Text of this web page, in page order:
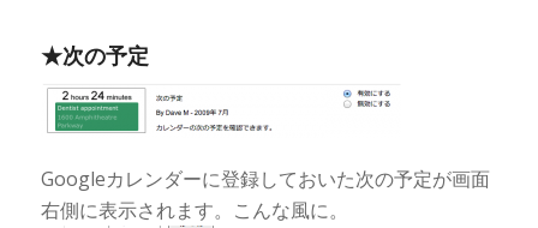
★次の予定
Googleカレンダーに登録しておいた次の予定が画面
右側に表示されます。こんな風に。